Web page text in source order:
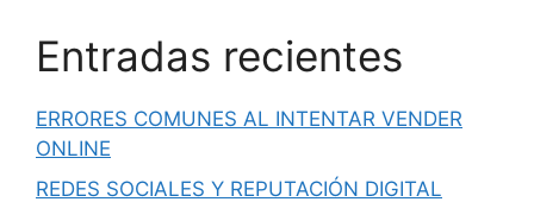
Entradas recientes
ERRORES COMUNES AL INTENTAR VENDER
ONLINE
REDES SOCIALES Y REPUTACIÓN DIGITAL